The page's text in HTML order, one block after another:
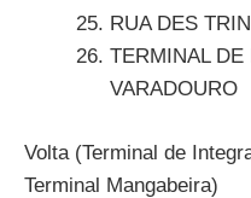
RUA DES
TERMINAL
VARADOURO
Volta (Terminal de
Terminal Mangabeira)